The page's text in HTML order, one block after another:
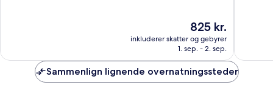
Prisen
825 kr.
825 kr.
inkluderer skatter og gebyrer
1. sep. - 2. sep.
Sammenlign lignende overnatningssteder